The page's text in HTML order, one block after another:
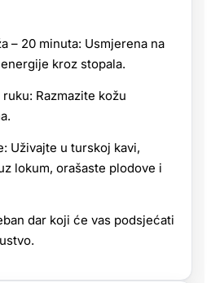
– 20 minuta: Usmjerena na
kroz stopala.
Razmazite kožu
Uživajte u turskoj kavi,
lokum, orašaste plodove i
dar koji će vas podsjećati